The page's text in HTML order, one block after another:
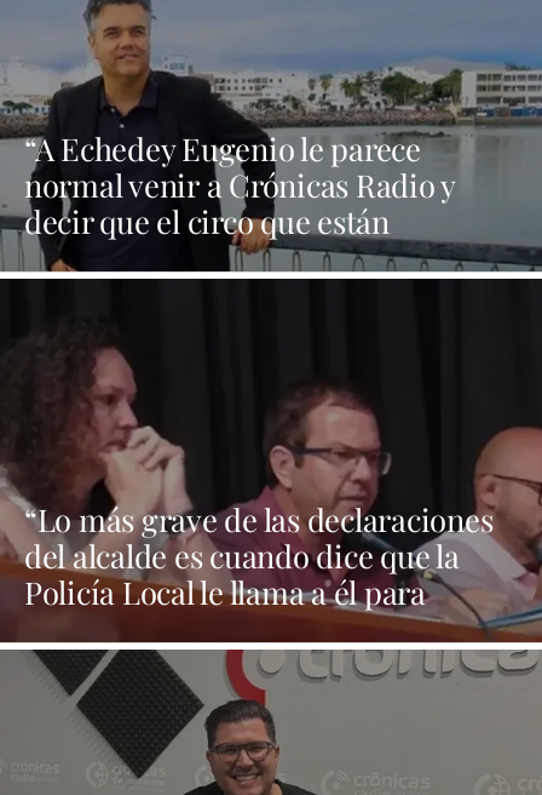
“A Echedey Eugenio le parece
normal venir a Crónicas Radio y
decir que el circo que están
montando en el solar de Ginory no
tiene contrato”
“Lo más grave de las declaraciones
del alcalde es cuando dice que la
Policía Local le llama a él para
preguntarle qué hacen en los casos
de violencia de género”